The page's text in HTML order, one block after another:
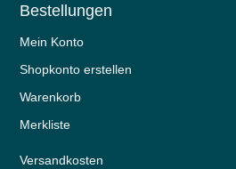
Bestellungen
Mein Konto
Shopkonto erstellen
Warenkorb
Merkliste
Versandkosten